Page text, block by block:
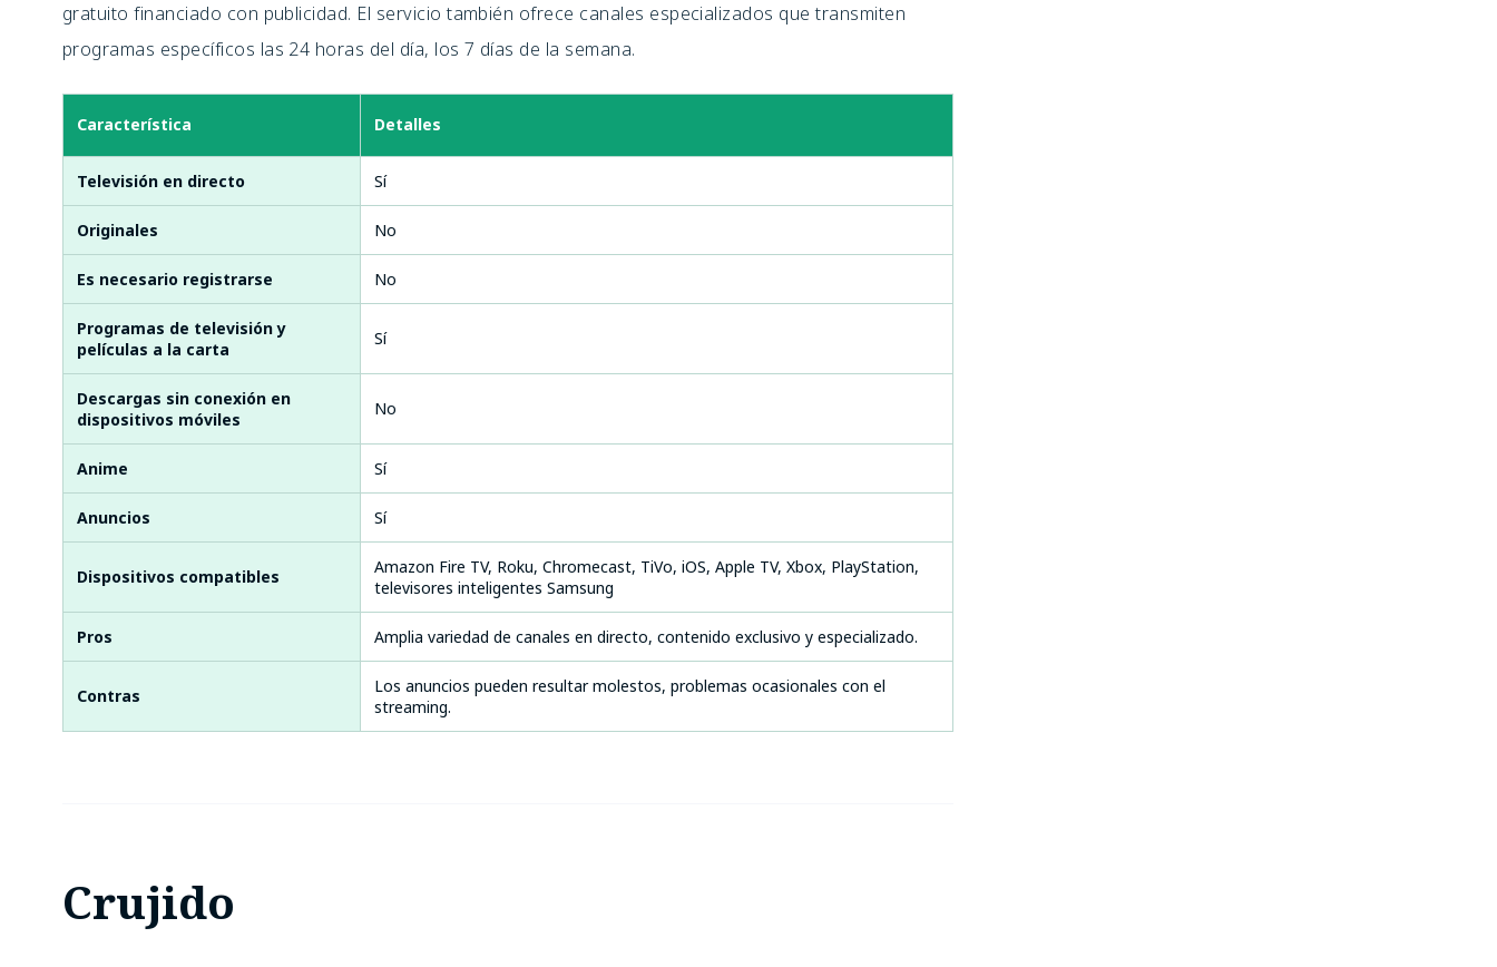
gratuito financiado con publicidad. El servicio también ofrece canales especializados que transmiten
programas específicos las 24 horas del día, los 7 días de la semana.
Característica Detalles
Televisión en directo Sí
Originales No
Es necesario registrarse No
Programas de televisión y
películas a la carta
Sí
Descargas sin conexión en
dispositivos móviles
No
Anime Sí
Anuncios Sí
Dispositivos compatibles
Amazon Fire TV, Roku, Chromecast, TiVo, iOS, Apple TV, Xbox, PlayStation,
televisores inteligentes Samsung
Pros Amplia variedad de canales en directo, contenido exclusivo y especializado.
Contras
Los anuncios pueden resultar molestos, problemas ocasionales con el
streaming.
Crujido